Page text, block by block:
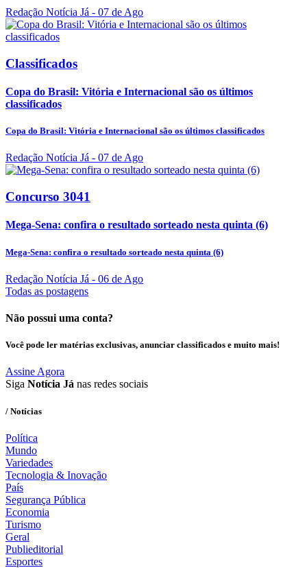
Redação Notícia Já - 07 de Ago
Classificados
Copa do Brasil: Vitória e Internacional são os últimos
classificados
Copa do Brasil: Vitória e Internacional são os últimos classificados
Redação Notícia Já - 07 de Ago
Concurso 3041
Mega-Sena: confira o resultado sorteado nesta quinta (6)
Mega-Sena: confira o resultado sorteado nesta quinta (6)
Redação Notícia Já - 06 de Ago
Todas as postagens
Não possui uma conta?
Você pode ler matérias exclusivas, anunciar classificados e muito mais!
Assine Agora
Siga Notícia Já nas redes sociais
/ Notícias
Política
Mundo
Variedades
Tecnologia & Inovação
País
Segurança Pública
Economia
Turismo
Geral
Publieditorial
Esportes